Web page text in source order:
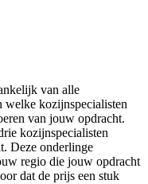
van alle
kozijnspecialisten
van jouw opdracht.
kozijnspecialisten
Deze onderlinge
regio die jouw opdracht
dat de prijs een stuk